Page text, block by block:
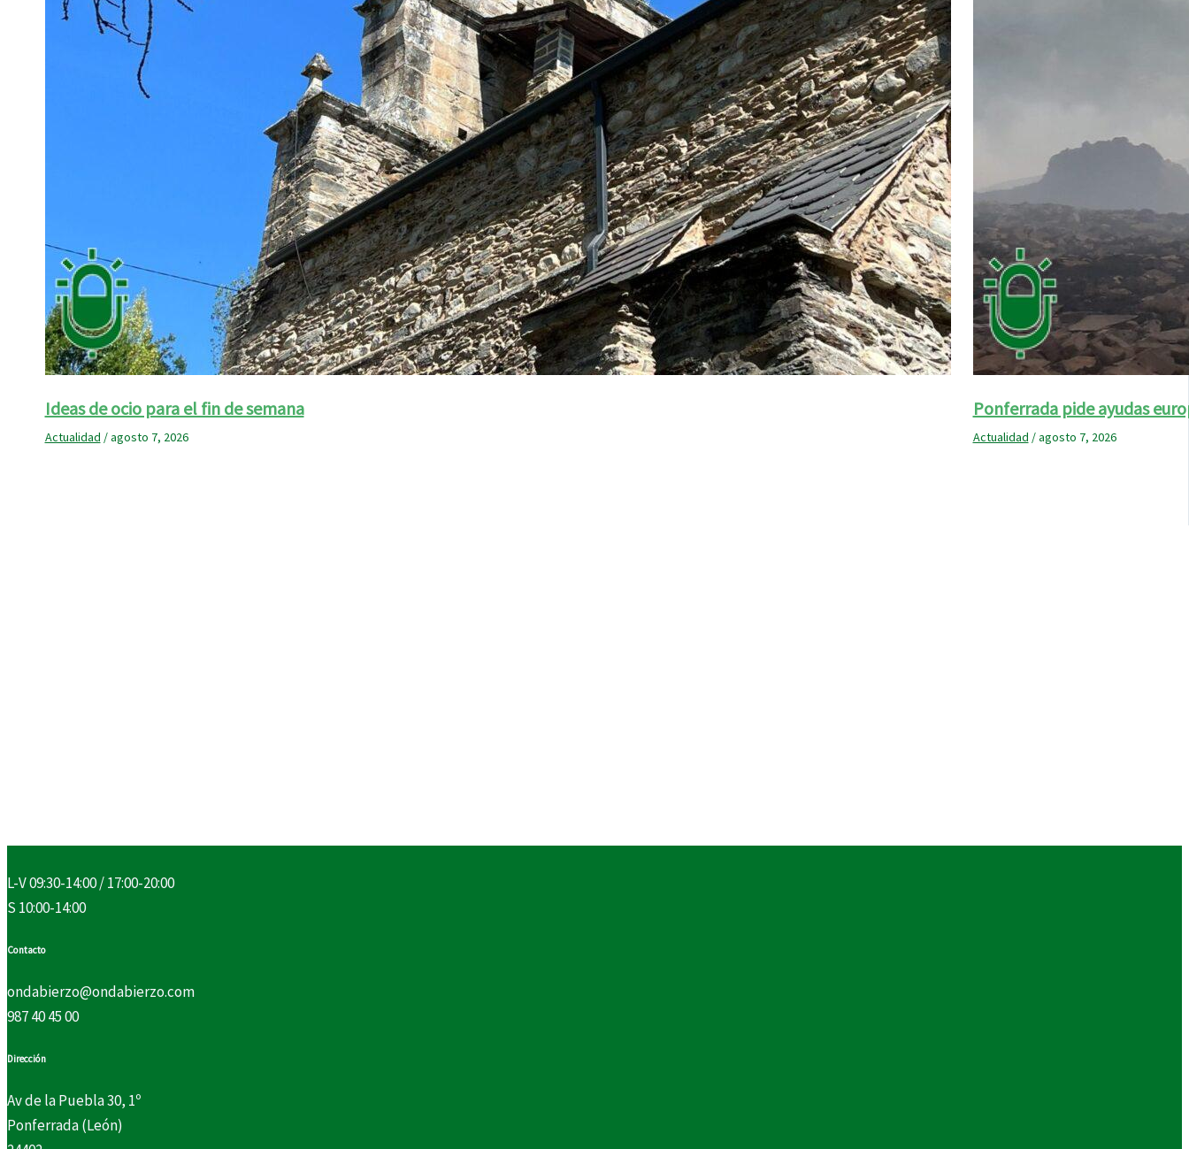
Ideas de ocio para el fin de semana
Actualidad /agosto 7, 2026
Ponferrada pide ayudas
Actualidad /agosto 7, 2026
L-V 09:30-14:00 / 17:00-20:00
S 10:00-14:00
Contacto
ondabierzo@ondabierzo.com
987 40 45 00
Dirección
Av de la Puebla 30, 1º
Ponferrada (León)